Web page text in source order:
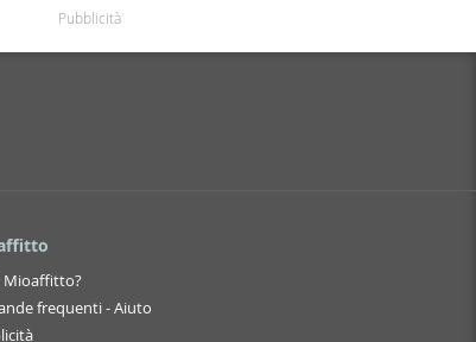
Pubblicità
Mioaffitto?
frequenti - Aiuto